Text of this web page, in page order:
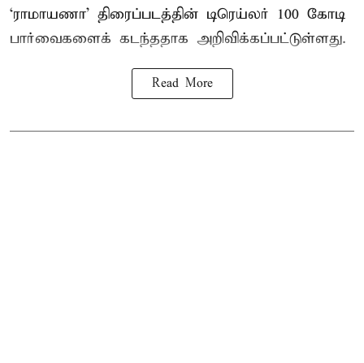
‘ராமாயணா’ திரைப்படத்தின் டிரெய்லர் 100 கோடி
பார்வைகளைக் கடந்ததாக அறிவிக்கப்பட்டுள்ளது.
Read More